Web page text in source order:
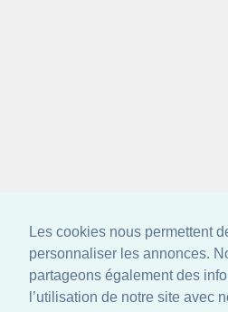
Les cookies nous permettent
personnaliser les annonces.
partageons également des
l’utilisation de notre site avec